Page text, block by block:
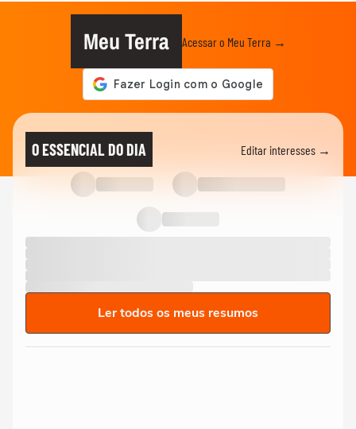
Meu Terra Acessar o Meu Terra →
O ESSENCIAL DO DIA Editar interesses →
Ler todos os meus resumos